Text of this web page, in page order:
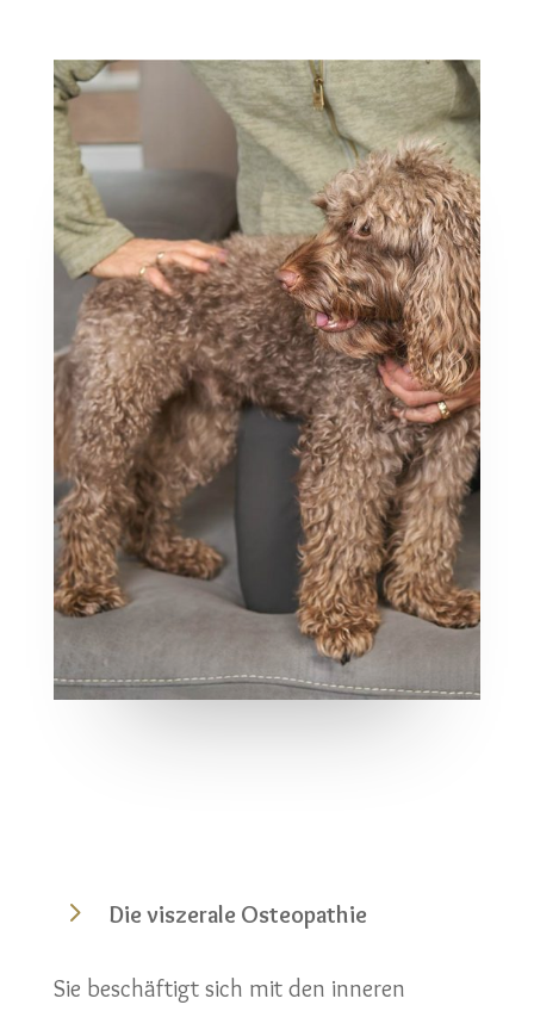
5 Die viszerale Osteopathie
Sie beschäftigt sich mit den inneren